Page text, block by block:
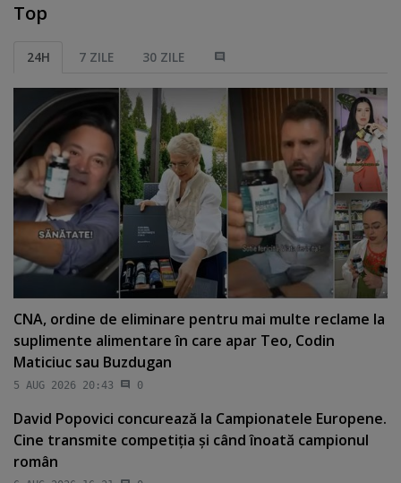
Top
24H 7 ZILE 30 ZILE
CNA, ordine de eliminare pentru mai multe reclame la
suplimente alimentare în care apar Teo, Codin
Maticiuc sau Buzdugan
5 AUG 2026 20:43 0
David Popovici concurează la Campionatele Europene.
Cine transmite competiţia şi când înoată campionul
român